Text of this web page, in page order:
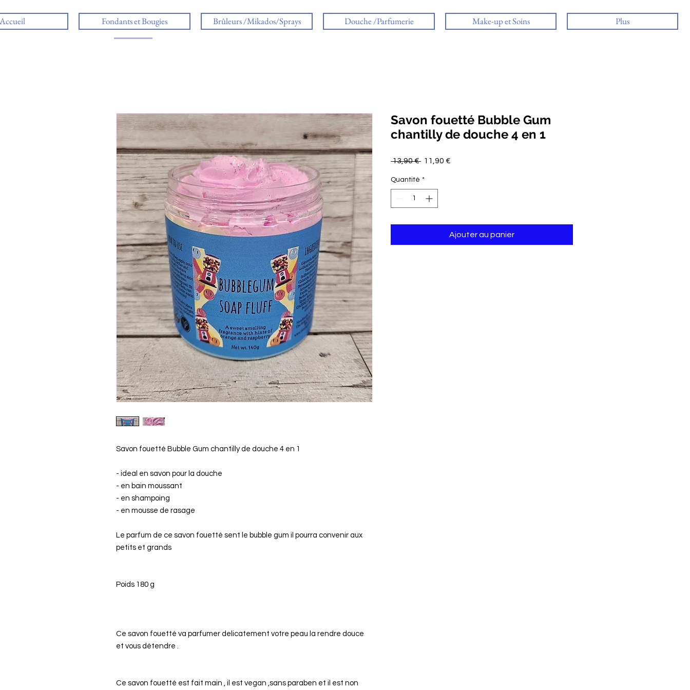
Accueil Fondants et Bougies Brûleurs /Mikados/Sprays Douche /Parfumerie Make-up et Soins Plus
Savon fouetté Bubble Gum chantilly de douche 4 en 1
- ideal en savon pour la douche
- en bain moussant
- en shampoing
- en mousse de rasage
Le parfum de ce savon fouetté sent le bubble gum il pourra convenir aux
petits et grands
Poids 180 g
Ce savon fouetté va parfumer delicatement votre peau la rendre douce
et vous détendre .
Ce savon fouetté est fait main , il est vegan ,sans paraben et il est non
Savon fouetté Bubble Gum
chantilly de douche 4 en 1
13,90 € Prix
11,90 €
Quantité *
Ajouter au panier